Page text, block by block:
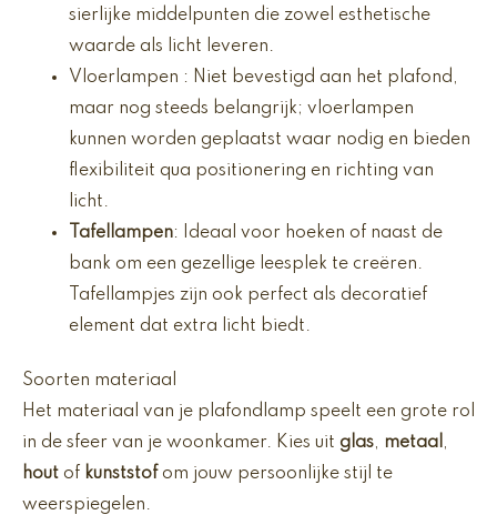
sierlijke middelpunten die zowel esthetische
waarde als licht leveren.
Vloerlampen : Niet bevestigd aan het plafond,
maar nog steeds belangrijk; vloerlampen
kunnen worden geplaatst waar nodig en bieden
flexibiliteit qua positionering en richting van
licht.
Tafellampen: Ideaal voor hoeken of naast de
bank om een gezellige leesplek te creëren.
Tafellampjes zijn ook perfect als decoratief
element dat extra licht biedt.
Soorten materiaal
Het materiaal van je plafondlamp speelt een grote rol
in de sfeer van je woonkamer. Kies uit glas, metaal ,
hout of kunststofom jouw persoonlijke stijl te
weerspiegelen.